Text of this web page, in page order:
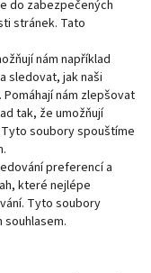
do zabezpečených
stránek. Tato
nám například
sledovat, jak naši
nám zlepšovat
tak, že umožňují
soubory spouštíme
preferencí a
které nejlépe
Tyto soubory